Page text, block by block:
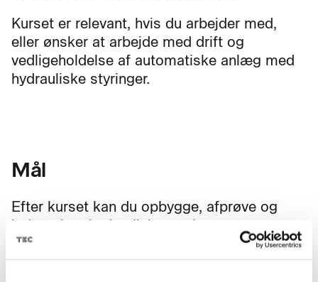
Kurset er relevant, hvis du arbejder med,
eller ønsker at arbejde med drift og
vedligeholdelse af automatiske anlæg med
hydrauliske styringer.
Mål
Efter kurset kan du opbygge, afprøve og
indregulere hydrauliske styringer.
Du kan fejlfinde på automatiske anlæg med